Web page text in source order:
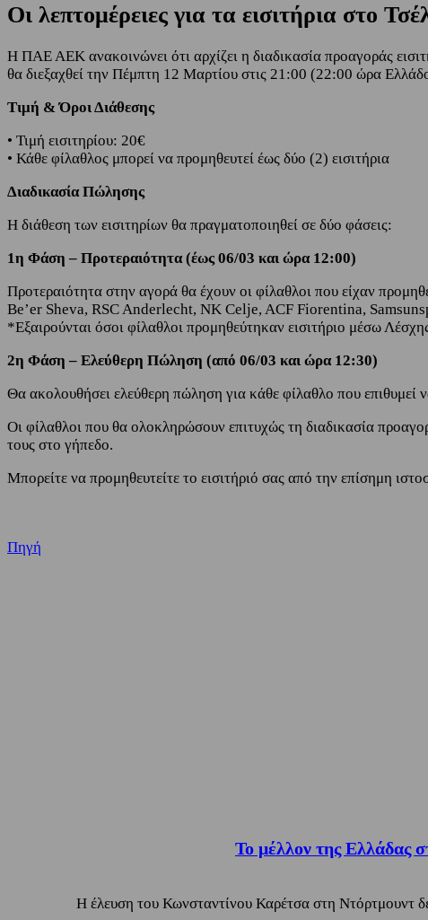
Οι λεπτομέρειες για τα εισιτήρια στο
Η ΠΑΕ ΑΕΚ ανακοινώνει ότι αρχίζει η διαδικασία προαγοράς
θα διεξαχθεί την Πέμπτη 12 Μαρτίου στις 21:00 (22:00 ώρα
Τιμή & Όροι Διάθεσης
• Τιμή εισιτηρίου: 20€
• Κάθε φίλαθλος μπορεί να προμηθευτεί έως δύο (2) εισιτήρια
Διαδικασία Πώλησης
Η διάθεση των εισιτηρίων θα πραγματοποιηθεί σε δύο φάσεις:
1η Φάση – Προτεραιότητα (έως 06/03 και ώρα 12:00)
Προτεραιότητα στην αγορά θα έχουν οι φίλαθλοι που είχαν
Be’er Sheva, RSC Anderlecht, NK Celje, ACF Fiorentina,
*Εξαιρούνται όσοι φίλαθλοι προμηθεύτηκαν εισιτήριο μέσω
2η Φάση – Ελεύθερη Πώληση (από 06/03 και ώρα 12:30)
Θα ακολουθήσει ελεύθερη πώληση για κάθε φίλαθλο που επιθυμεί
Οι φίλαθλοι που θα ολοκληρώσουν επιτυχώς τη διαδικασία
τους στο γήπεδο.
Μπορείτε να προμηθευτείτε το εισιτήριό σας από την επίσημη
Πηγή
Το μέλλον της Ελλάδας
Η έλευση του Κωνσταντίνου Καρέτσα στη Ντόρτμουντ